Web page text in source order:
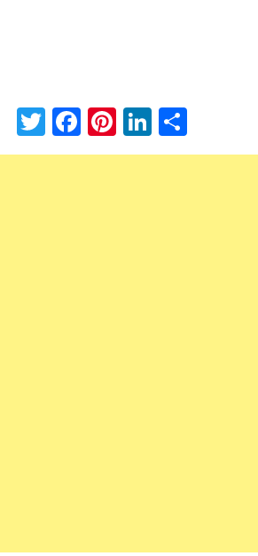
Twitter
Facebook
Pinterest
LinkedIn